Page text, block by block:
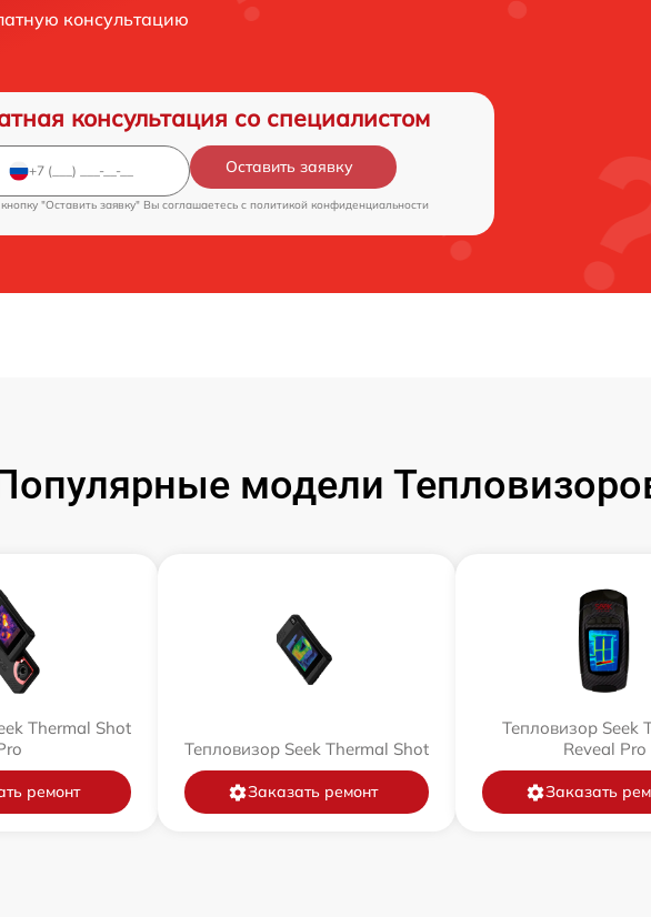
консультацию
консультация со специалистом
Оставить заявку
"Оставить заявку" Вы соглашаетесь c политикой конфиденциальности
модели
Thermal Shot
ремонт
Тепловизор Seek Thermal Shot
Заказать ремонт
Тепловизор Seek
Reveal Pro
Заказать